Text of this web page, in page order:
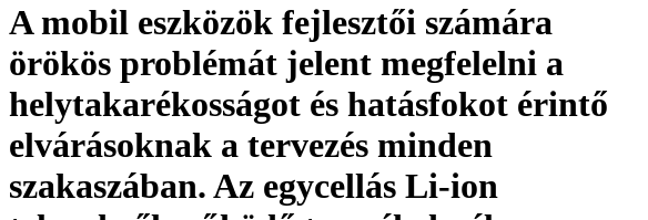
A mobil eszközök fejlesztői számára
örökös problémát jelent megfelelni a
helytakarékosságot és hatásfokot érintő
elvárásoknak a tervezés minden
szakaszában. Az egycellás Li-ion